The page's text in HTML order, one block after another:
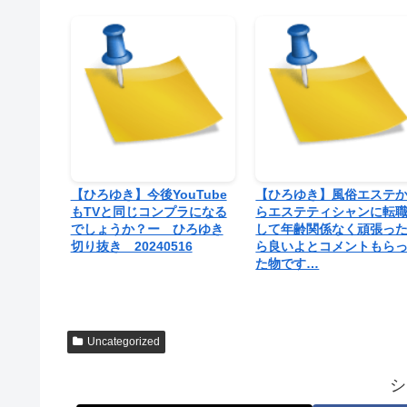
【ひろゆき】今後YouTube
もTVと同じコンプラになる
でしょうか？ー ひろゆき
切り抜き 20240516
【ひろゆき】風俗エステ
らエステティシャンに転職
して年齢関係なく頑張った
ら良いよとコメントもらっ
た物です…
Uncategorized